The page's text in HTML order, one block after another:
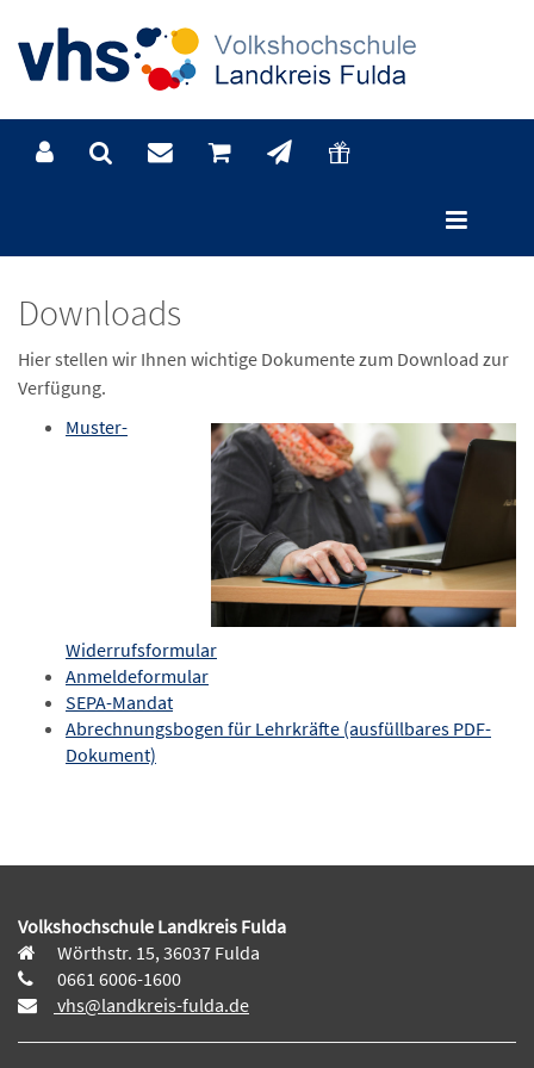
Downloads
Hier stellen wir Ihnen wichtige Dokumente zum Download zur
Verfügung.
Muster-
Widerrufsformular
Anmeldeformular
SEPA-Mandat
Abrechnungsbogen für Lehrkräfte (ausfüllbares PDF-
Dokument)
Volkshochschule Landkreis Fulda
Wörthstr. 15, 36037 Fulda
0661 6006-1600
vhs@landkreis-fulda.de